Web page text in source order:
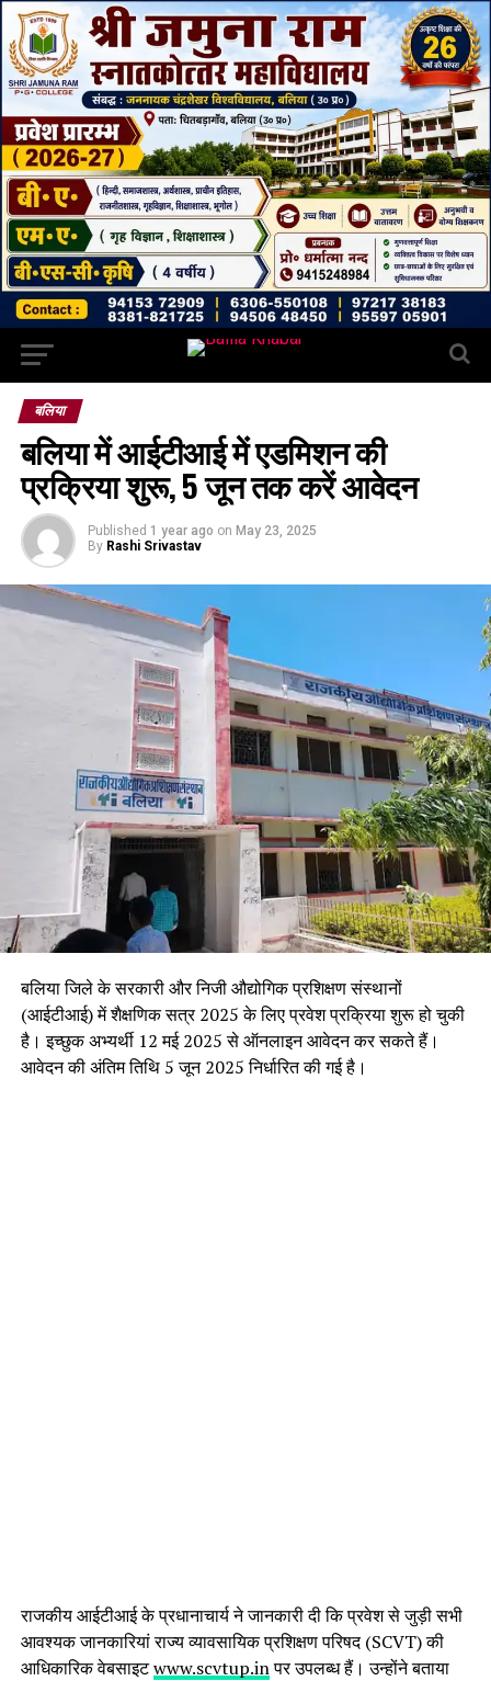
बलिया
बलिया में आईटीआई में एडमिशन की
प्रक्रिया शुरू, 5 जून तक करें आवेदन
Published 1 year ago on May 23, 2025
By Rashi Srivastav
बलिया जिले के सरकारी और निजी औद्योगिक प्रशिक्षण संस्थानों
(आईटीआई) में शैक्षणिक सत्र 2025 के लिए प्रवेश प्रक्रिया शुरू हो चुकी
है। इच्छुक अभ्यर्थी 12 मई 2025 से ऑनलाइन आवेदन कर सकते हैं।
आवेदन की अंतिम तिथि 5 जून 2025 निर्धारित की गई है।
राजकीय आईटीआई के प्रधानाचार्य ने जानकारी दी कि प्रवेश से जुड़ी सभी
आवश्यक जानकारियां राज्य व्यावसायिक प्रशिक्षण परिषद (SCVT) की
आधिकारिक वेबसाइटwww.scvtup.inपर उपलब्ध हैं। उन्होंने बताया